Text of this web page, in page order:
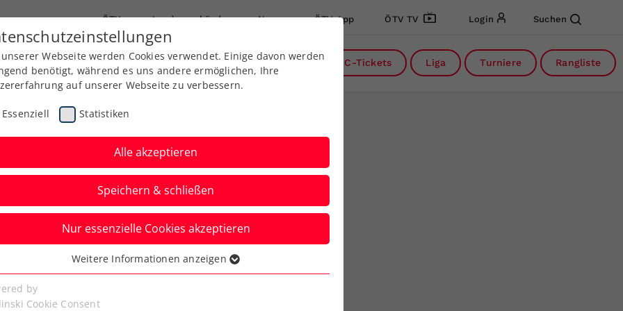
ÖTV Landesverbände News ÖTV App ÖTV TV Login Suchen
Ausbildung Services Über uns DC-Tickets Liga Turniere Rangliste
ÖTV-App für den
nominiert
Webseite werden Cookies verwendet. Einige davon werden
benötigt, während es uns andere ermöglichen, Ihre
auf unserer Webseite zu verbessern.
Essenziell Statistiken
Alle akzeptieren
Speichern & schließen
Nur essenzielle Cookies akzeptieren
Cookies werden für grundlegende Funktionen der
benötigt. Dadurch ist gewährleistet, dass die Webseite
Weitere Informationen anzeigen
by
Cookie Consent